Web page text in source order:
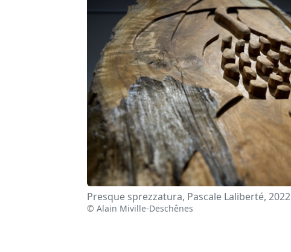
Presque sprezzatura, Pascale Laliberté, 2022
© Alain Miville-Deschênes